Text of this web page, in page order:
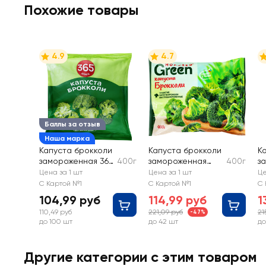
Похожие товары
Баллы за отзыв
Наша марка
4.9
Капуста брокколи
замороженная 365
ДНЕЙ
400г
Цена за 1 шт
С Картой №1
104,99 руб
110,49 руб
до 100 шт
4.7
Капуста брокколи
замороженная
МОРОЗКО GREEN
400г
Цена за 1 шт
С Картой №1
114,99 руб
221,09 руб -47%
до 42 шт
С
Другие категории с этим товаром